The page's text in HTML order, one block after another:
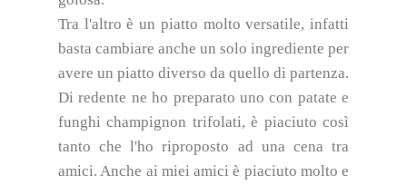
Tra l'altro è un piatto molto versatile, infatti
basta cambiare anche un solo ingrediente per
avere un piatto diverso da quello di partenza.
Di redente ne ho preparato uno con patate e
funghi champignon trifolati, è piaciuto così
tanto che l'ho riproposto ad una cena tra
amici. Anche ai miei amici è piaciuto molto e